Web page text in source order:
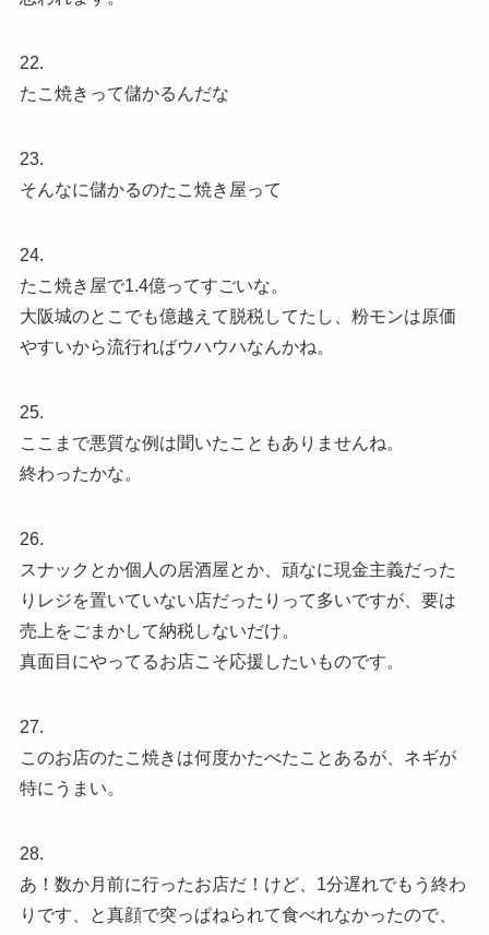
22.
たこ焼きって儲かるんだな
23.
そんなに儲かるのたこ焼き屋って
24.
たこ焼き屋で1.4億ってすごいな。
大阪城のとこでも億越えて脱税してたし、粉モンは原価
やすいから流行ればウハウハなんかね。
25.
ここまで悪質な例は聞いたこともありませんね。
終わったかな。
26.
スナックとか個人の居酒屋とか、頑なに現金主義だった
りレジを置いていない店だったりって多いですが、要は
売上をごまかして納税しないだけ。
真面目にやってるお店こそ応援したいものです。
27.
このお店のたこ焼きは何度かたべたことあるが、ネギが
特にうまい。
28.
あ！数か月前に行ったお店だ！けど、1分遅れでもう終わ
りです、と真顔で突っぱねられて食べれなかったので、